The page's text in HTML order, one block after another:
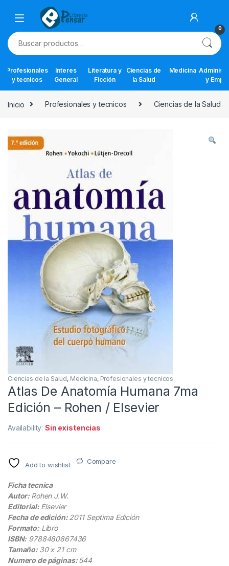
Skip to navigation
Skip to content
0
Buscar por:
Profesionales
y tecnicos
Interes
General
Literatura y
Ficción
Ciencias de
la Salud
Medicina
y
Inicio Profesionales y tecnicos Ciencias de la Salud
Ciencias de la Salud, Medicina, Profesionales y tecnicos
Atlas De Anatomía Humana 7ma
Edición – Rohen / Elsevier
Availability:Sin existencias
Add to wishlist Compare
Ficha tecnica
Autor: Rohen J.W.
Editorial:Elsevier
Fecha de edición: 2011 Septima Edición
Formato:Libro
ISBN: 9788480867436
Tamaño: 30 x 21 cm
Numero de páginas:544